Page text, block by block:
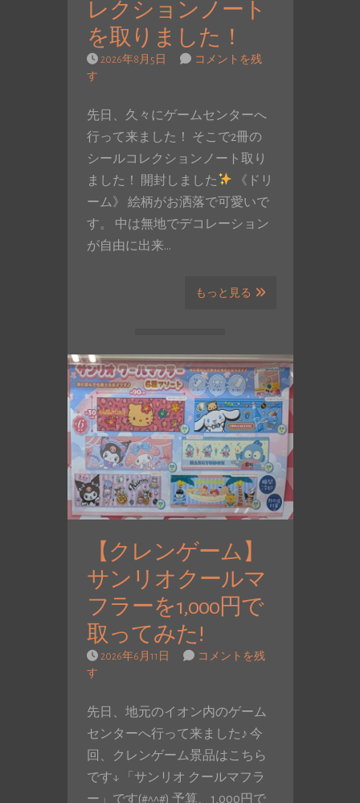
レクションノート
を取りました！
2026年8月5日
コメントを残
す
先日、久々にゲームセンターへ
行って来ました！ そこで2冊の
シールコレクションノート取り
ました！ 開封しました
《ドリ
ーム》 絵柄がお洒落で可愛いで
す。 中は無地でデコレーション
が自由に出来…
もっと見る
【クレンゲーム】
サンリオクールマ
フラーを1,000円で
取ってみた!
2026年6月11日
コメントを残
す
先日、地元のイオン内のゲーム
センターへ行って来ました♪ 今
回、クレンゲーム景品はこちら
です↓ 「サンリオ クールマフラ
ー」です(#^^#) 予算、1,000円で